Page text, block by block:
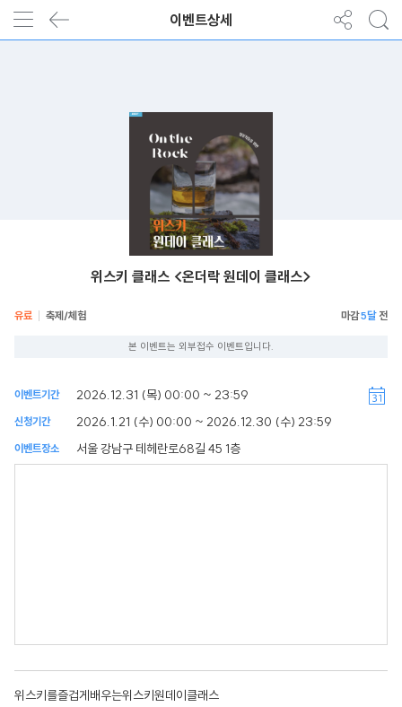
이벤트상세
위스키 클래스 <온더락 원데이 클래스>
유료 축제/체험 5달
본 이벤트는 외부접수 이벤트입니다.
이벤트기간 2026.12.31 (목) 00:00 ~ 23:59
신청기간 2026.1.21 (수) 00:00 ~ 2026.12.30 (수) 23:59
이벤트장소 서울 강남구 테헤란로68길 45 1층
위스키를즐겁게배우는위스키원데이클래스